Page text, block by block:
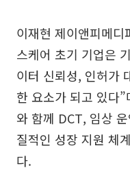
이재현 제이앤피메디
스케어 초기 기업은
이터 신뢰성, 인허가
한 요소가 되고 있다
와 함께 DCT, 임상
질적인 성장 지원 체
다.